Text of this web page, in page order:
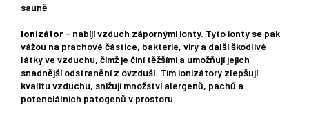
sauně
Ionizátor - nabíjí vzduch zápornými ionty. Tyto ionty se pak
vážou na prachové částice, bakterie, viry a další škodlivé
látky ve vzduchu, čímž je činí těžšími a umožňují jejich
snadnější odstranění z ovzduší. Tím ionizátory zlepšují
kvalitu vzduchu, snižují množství alergenů, pachů a
potenciálních patogenů v prostoru.